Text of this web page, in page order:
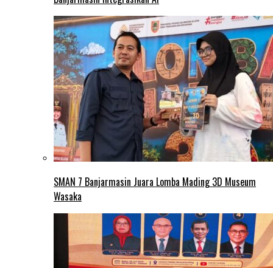
SMAN 7 Banjarmasin Juara Lomba Mading 3D Museum
Wasaka